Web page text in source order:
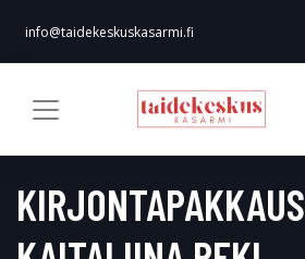
info@taidekeskuskasarmi.fi
KIRJONTAPAKKAUS